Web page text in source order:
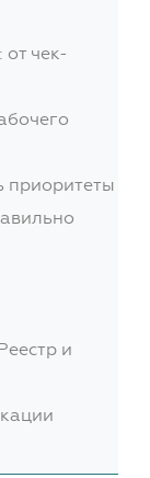
чек-
приоритеты
и